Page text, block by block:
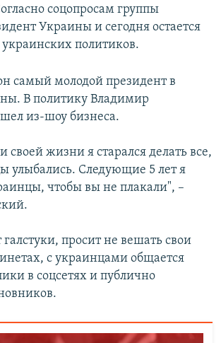
соцопросам группы
Украины и сегодня остается
политиков.
самый молодой президент в
В политику Владимир
из-шоу бизнеса.
своей жизни я старался делать все,
улыбались. Следующие 5 лет я
чтобы вы не плакали", –
просит не вешать свои
с украинцами общается
в соцсетях и публично